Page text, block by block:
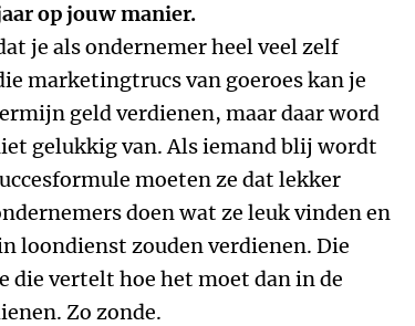
op jouw manier.
je als ondernemer heel veel zelf
marketingtrucs van goeroes kan je
geld verdienen, maar daar word
gelukkig van. Als iemand blij wordt
moeten ze dat lekker
doen wat ze leuk vinden en
loondienst zouden verdienen. Die
die vertelt hoe het moet dan in de
Zo zonde.